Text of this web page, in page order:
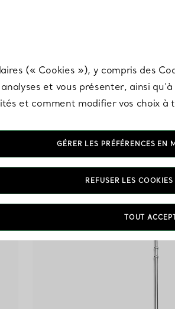
Outiils et
(« Cookies »), y compris des
et vous présenter, ainsi
et comment modifier vos choix
GÉRER LES PRÉFÉRENCES EN
REFUSER LES
TOUT